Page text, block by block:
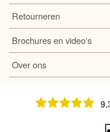
Retourneren
Brochures en video's
Over ons